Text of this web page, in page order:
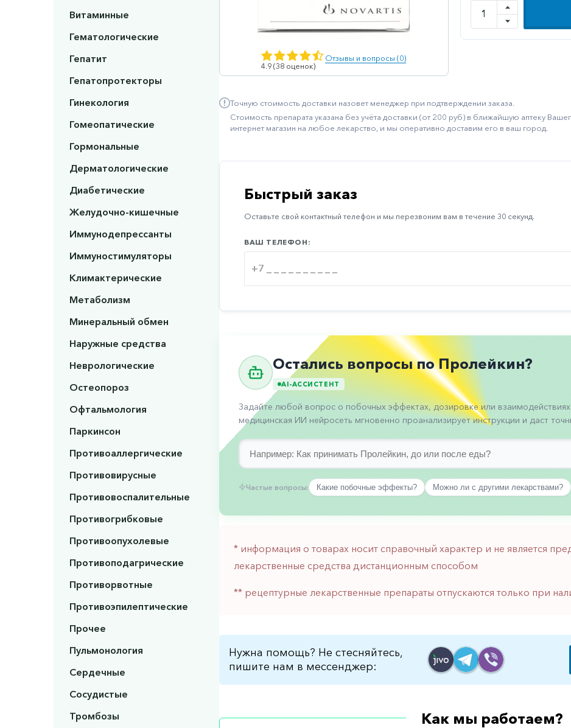
Витаминные
Гематологические
Гепатит
Гепатопротекторы
Гинекология
Гомеопатические
Гормональные
Дерматологические
Диабетические
Желудочно-кишечные
Иммунодепрессанты
Иммуностимуляторы
Климактерические
Метаболизм
Минеральный обмен
Наружные средства
Неврологические
Остеопороз
Офтальмология
Паркинсон
Противоаллергические
Противовирусные
Противовоспалительные
Противогрибковые
Противоопухолевые
Противоподагрические
Противорвотные
Противоэпилептические
Прочее
Пульмонология
Сердечные
Сосудистые
Тромбозы
4.9 (38 оценок)
Отзывы и вопросы (0)
Точную стоимость доставки назовет менеджер при подтверждении заказа.
Стоимость препарата указана без учёта доставки (от 200 руб) в ближайшую аптеку
интернет магазин на любое лекарство, и мы оперативно доставим его в ваш город.
Быстрый заказ
Оставьте свой контактный телефон и мы перезвоним вам в течение 30 секунд.
ВАШ ТЕЛЕФОН:
Остались вопросы по Пролейкин?
AI-АССИСТЕНТ
Задайте любой вопрос о побочных эффектах, дозировке или
медицинская ИИ нейросеть мгновенно проанализирует инструкции и даст
Частые вопросы: Какие побочные эффекты? Можно ли с другими лекарствами?
* информация о товарах носит справочный характер и не является
лекарственные средства дистанционным способом
** рецептурные лекарственные препараты отпускаются только при
Нужна помощь? Не стесняйтесь,
пишите нам в мессенджер:
Как мы работаем?